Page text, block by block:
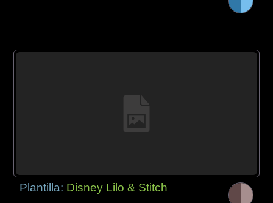
Plantilla: Disney Lilo & Stitch